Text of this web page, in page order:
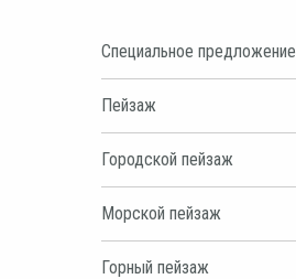
Специальное предложение
Пейзаж
Городской пейзаж
Морской пейзаж
Горный пейзаж